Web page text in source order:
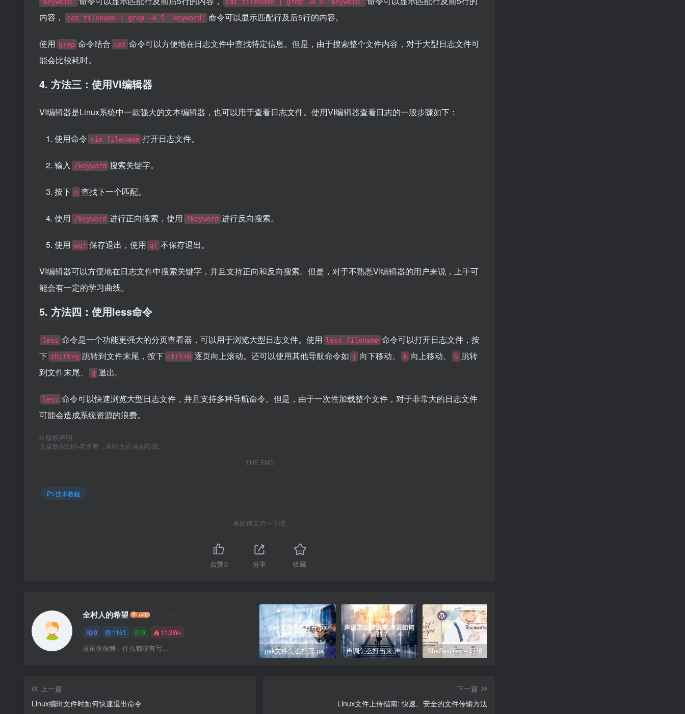
内容，
cat filename | grep -A 5 'keyword' 命令可以显示匹配行及后5行的内容。
使用 grep 命令结合 cat 命令可以方便地在日志文件中查找特定信息。但是，由于搜索整个文件内容，对于大型日志文件可
能会比较耗时。
4. 方法三：使用VI编辑器
VI编辑器是Linux系统中一款强大的文本编辑器，也可以用于查看日志文件。使用VI编辑器查看日志的一般步骤如下：
使用命令 vim filename 打开日志文件。
输入 /keyword 搜索关键字。
按下 n 查找下一个匹配。
使用 /keyword 进行正向搜索，使用 ?keyword 进行反向搜索。
使用 wq! 保存退出，使用 q! 不保存退出。
VI编辑器可以方便地在日志文件中搜索关键字，并且支持正向和反向搜索。但是，对于不熟悉VI编辑器的用户来说，上手可
能会有一定的学习曲线。
5. 方法四：使用less命令
less 命令是一个功能更强大的分页查看器，可以用于浏览大型日志文件。使用 less filename 命令可以打开日志文件，按
下 shift+g 跳转到文件末尾，按下 ctrl+b 逐页向上滚动。还可以使用其他导航命令如 j 向下移动、 k 向上移动、 G 跳转
到文件末尾、
q 退出。
less 命令可以快速浏览大型日志文件，并且支持多种导航命令。但是，由于一次性加载整个文件，对于非常大的日志文件
可能会造成系统资源的浪费。
© 版权声明
文章版权归作者所有，未经允许请勿转载。
THE END
技术教程
喜欢就支持一下吧
点赞0 分享 收藏
全村人的希望
0 1161 0 11.9W+
这家伙很懒，什么都没有写... pak文件怎么打开,pak文件打开方法 声调怎么打出来;声调如何识别？ SheSaidYes – 订婚婚礼活动网站WordPress主题 – 1.2.2
上一篇
Linux编辑文件时如何快速退出命令
下一篇
Linux文件上传指南: 快速、安全的文件传输方法